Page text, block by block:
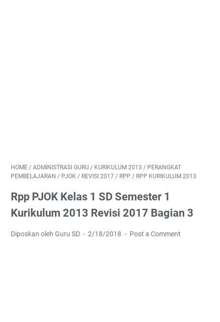
HOME / ADMINISTRASI GURU / KURIKULUM 2013 / PERANGKAT
PEMBELAJARAN / PJOK / REVISI 2017 / RPP / RPP KURIKULUM 2013
Rpp PJOK Kelas 1 SD Semester 1
Kurikulum 2013 Revisi 2017 Bagian 3
Diposkan oleh Guru SD 2/18/2018 Post a Comment